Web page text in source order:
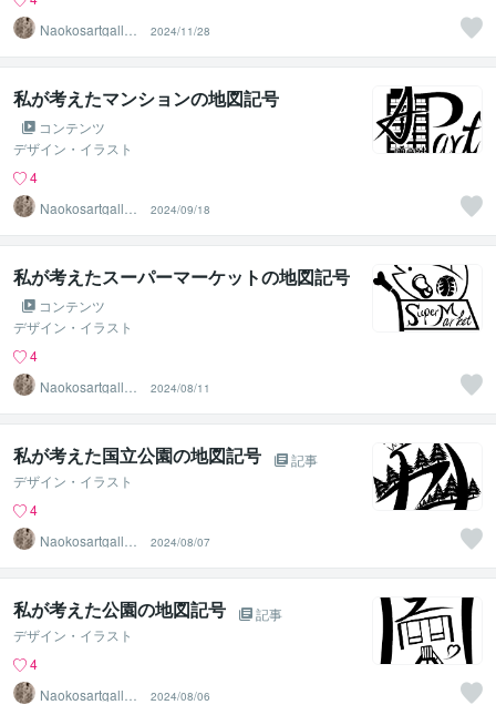
Naokosartgaller
2024/11/28
私が考えたマンションの地図記号
コンテンツ
デザイン・イラスト
4
Naokosartgaller
2024/09/18
私が考えたスーパーマーケットの地図記号
コンテンツ
デザイン・イラスト
4
Naokosartgaller
2024/08/11
私が考えた国立公園の地図記号
記事
デザイン・イラスト
4
Naokosartgaller
2024/08/07
私が考えた公園の地図記号
記事
デザイン・イラスト
4
Naokosartgaller
2024/08/06